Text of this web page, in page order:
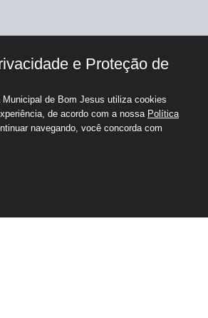
do Município
e Gestão de Pessoas
e Meio Ambiente
e Proteção de
de Bom Jesus utiliza cookies
de acordo com a nossa Política
navegando, você concorda com